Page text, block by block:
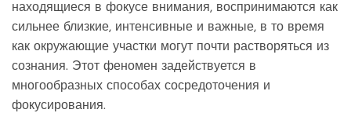
находящиеся в фокусе внимания, воспринимаются как
сильнее близкие, интенсивные и важные, в то время
как окружающие участки могут почти растворяться из
сознания. Этот феномен задействуется в
многообразных способах сосредоточения и
фокусирования.